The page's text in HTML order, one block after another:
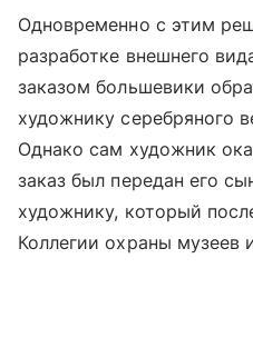
Одновременно с этим
разработке внешнего
заказом большевики
художнику серебряного
Однако сам художник
заказ был передан его
художнику, который
Коллегии охраны музеев